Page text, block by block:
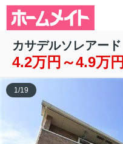
カサデルソレアード
4.2万円～4.9万円
1/19